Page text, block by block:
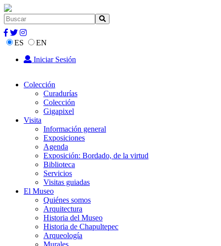
ES
EN
Iniciar Sesión
Colección
Curadurías
Colección
Gigapixel
Visita
Información general
Exposiciones
Agenda
Exposición: Bordado, de la virtud
Biblioteca
Servicios
Visitas guiadas
El Museo
Quiénes somos
Arquitectura
Historia del Museo
Historia de Chapultepec
Arqueología
Murales